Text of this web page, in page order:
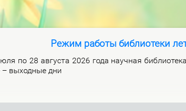
Режим работы библиотеки
по 28 ав­гу­ста 2026 го­да на­уч­ная
– вы­ход­ные дни